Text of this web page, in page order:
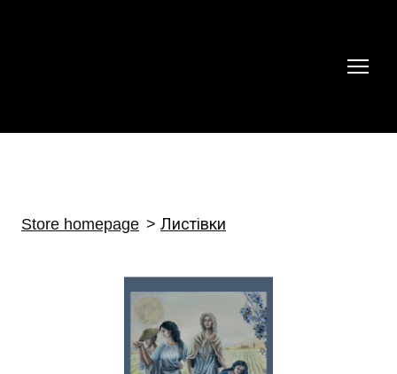
Store homepage Листівки